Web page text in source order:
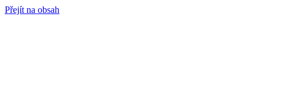
Přejít na obsah